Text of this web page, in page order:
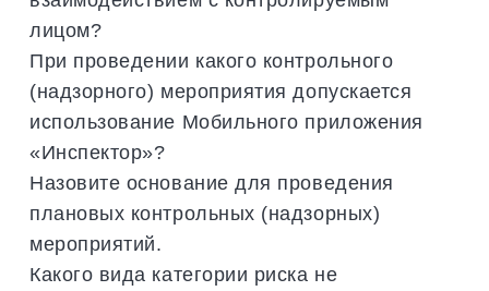
лицом?
При проведении какого контрольного
(надзорного) мероприятия допускается
использование Мобильного приложения
«Инспектор»?
Назовите основание для проведения
плановых контрольных (надзорных)
мероприятий.
Какого вида категории риска не